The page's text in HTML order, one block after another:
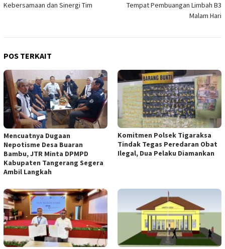
Kebersamaan dan Sinergi Tim
Tempat Pembuangan Limbah B3
Malam Hari
POS TERKAIT
Mencuatnya Dugaan
Nepotisme Desa Buaran
Bambu, JTR Minta DPMPD
Kabupaten Tangerang Segera
Ambil Langkah
Komitmen Polsek Tigaraksa
Tindak Tegas Peredaran Obat
Ilegal, Dua Pelaku Diamankan